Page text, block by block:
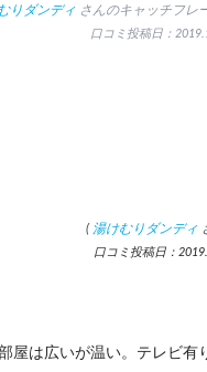
りダンディ さんのキャッチフレ
口コミ投稿日：
( 湯けむりダンディ
口コミ投稿日：
屋は広いが温い。テレビ有